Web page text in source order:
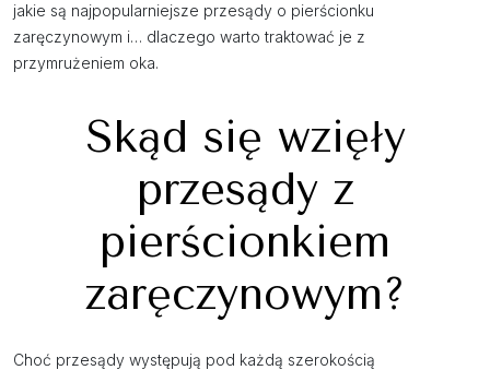
jakie są najpopularniejsze przesądy o pierścionku
zaręczynowym i… dlaczego warto traktować je z
przymrużeniem oka.
Skąd się wzięły
przesądy z
pierścionkiem
zaręczynowym?
Choć przesądy występują pod każdą szerokością